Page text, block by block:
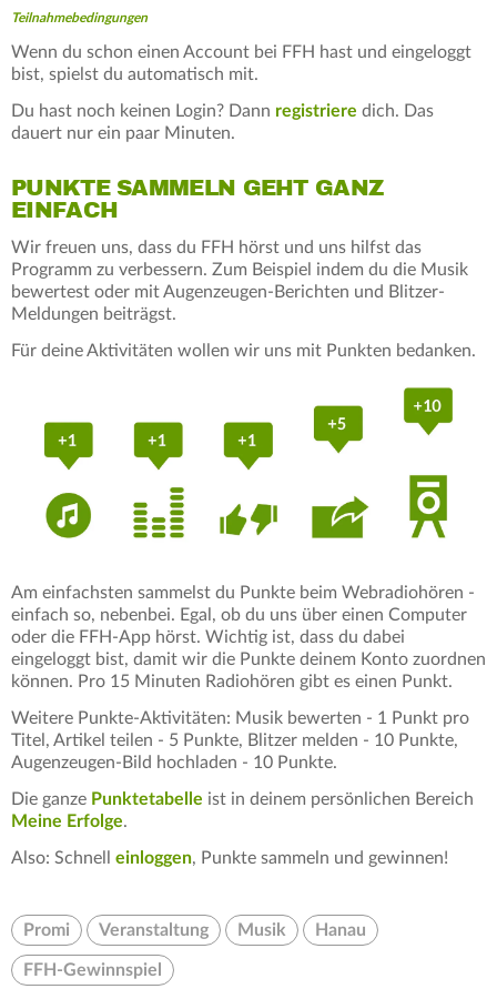
Teilnahmebedingungen
Wenn du schon einen Account bei FFH hast und eingeloggt
bist, spielst du automatisch mit.
Du hast noch keinen Login? Dann registriere dich. Das
dauert nur ein paar Minuten.
PUNKTE SAMMELN GEHT GANZ
EINFACH
Wir freuen uns, dass du FFH hörst und uns hilfst das
Programm zu verbessern. Zum Beispiel indem du die Musik
bewertest oder mit Augenzeugen-Berichten und Blitzer-
Meldungen beiträgst.
Für deine Aktivitäten wollen wir uns mit Punkten bedanken.
Am einfachsten sammelst du Punkte beim Webradiohören -
einfach so, nebenbei. Egal, ob du uns über einen Computer
oder die FFH-App hörst. Wichtig ist, dass du dabei
eingeloggt bist, damit wir die Punkte deinem Konto zuordnen
können. Pro 15 Minuten Radiohören gibt es einen Punkt.
Weitere Punkte-Aktivitäten: Musik bewerten - 1 Punkt pro
Titel, Artikel teilen - 5 Punkte, Blitzer melden - 10 Punkte,
Augenzeugen-Bild hochladen - 10 Punkte.
Die ganze Punktetabelle ist in deinem persönlichen Bereich
Meine Erfolge.
Also: Schnell einloggen, Punkte sammeln und gewinnen!
Promi Veranstaltung Musik Hanau
FFH-Gewinnspiel